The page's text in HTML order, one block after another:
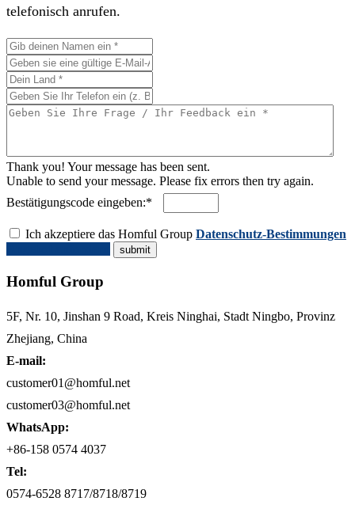
telefonisch anrufen.
Thank you! Your message has been sent.
Unable to send your message. Please fix errors then try again.
Bestätigungscode eingeben:*
Ich akzeptiere das Homful Group Datenschutz-Bestimmungen
Homful Group
5F, Nr. 10, Jinshan 9 Road, Kreis Ninghai, Stadt Ningbo, Provinz
Zhejiang, China
E-mail:
customer01@homful.net
customer03@homful.net
WhatsApp:
+86-158 0574 4037
Tel:
0574-6528 8717/8718/8719